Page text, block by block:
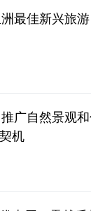
最佳新兴旅游
广自然景观
机